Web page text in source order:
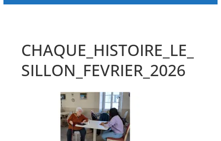
CHAQUE_HISTOIRE_LE_
SILLON_FEVRIER_2026